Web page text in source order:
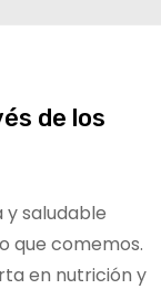
de los
saludable
que comemos.
en nutrición y